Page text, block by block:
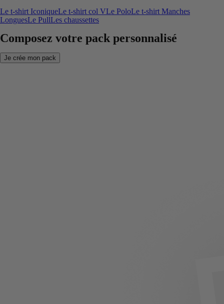
Le t-shirt IconiqueLe t-shirt col VLe PoloLe t-shirt Manches
LonguesLe PullLes chaussettes
Composez votre pack personnalisé
Je crée mon pack